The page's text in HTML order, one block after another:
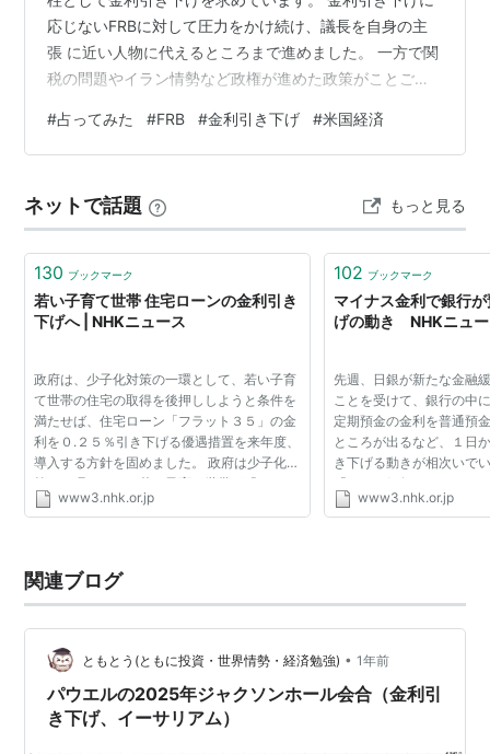
応じないFRBに対して圧力をかけ続け、議長を自身の主
張 に近い人物に代えるところまで進めました。 一方で関
税の問題やイラン情勢など政権が進めた政策がことごと
に繋がっています。 為替を含めて米国に有利な条件を目
指す政権にとっては想定外の流れとな っています。 無理
FRBは現時点で 慎重な構えを見せています。 果たして
FRBは圧力に堪えかねて金利引き下げを決断することに
なるので しょうか。 写真は…
#占ってみた #FRB #金利引き下げ #米国経済
ネットで話題 もっと見る
130 ブックマーク
若い子育て世帯 住宅ローンの金利引き
下げへ | NHKニュース
政府は、少子化対策の一環として、若い子育
て世帯の住宅の取得を後押ししようと条件を
満たせば、住宅ローン「フラット３５」の金
利を０.２５％引き下げる優遇措置を来年度、
導入する方針を固めました。 政府は少子化対
策の一環として、若い子育て世帯が「フラッ
ト３５」を借りやすくして住宅の取得を後押
www3.nhk.or.jp
102 ブックマーク
マイナス金利で銀行
げの動き NHKニュ
先週、日銀が新たな金融
ことを受けて、銀行の中
定期預金の金利を普通預
ところが出るなど、１日
き下げる動きが相次いで
「りそな銀行」は、これ
た満期まで５年の定期預
www3.nhk.or.jp
関連ブログ
ともとう(ともに投資・世界情勢・経済勉強) • 1年前
パウエルの2025年ジャクソンホール会合（金利引
き下げ、イーサリアム）